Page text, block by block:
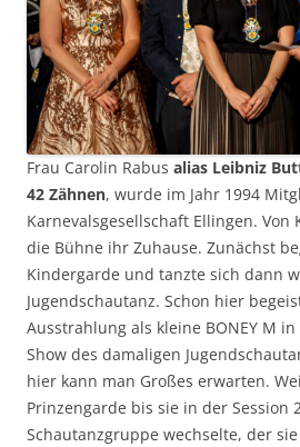
Frau Carolin Rabus alias Leibniz
42 Zähnen, wurde im Jahr 1994
Karnevalsgesellschaft Ellingen.
die Bühne ihr Zuhause. Zunächst
Kindergarde und tanzte sich dann
Jugendschautanz. Schon hier
Ausstrahlung als kleine BONEY M
Show des damaligen
hier kann man Großes erwarten.
Prinzengarde bis sie in der Session
Schautanzgruppe wechselte, der